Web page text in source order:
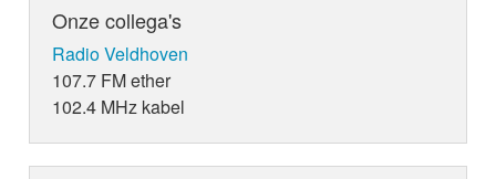
Onze collega's
Radio Veldhoven
107.7 FM ether
102.4 MHz kabel